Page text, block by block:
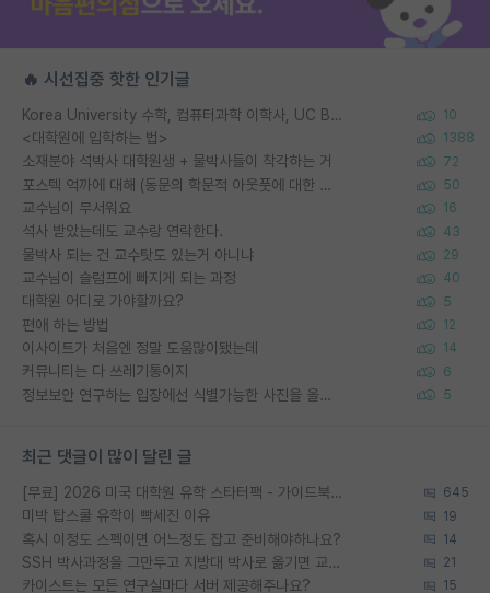
🔥 시선집중 핫한 인기글
Korea University 수학, 컴퓨터과학 이학사, UC Berkeley 산업공학 대학원 공학박사가 되는 것은 쉽지 않겠죠? 10
<대학원에 입학하는 법> 1388
소재분야 석박사 대학원생 + 물박사들이 착각하는 거 72
포스텍 억까에 대해 (동문의 학문적 아웃풋에 대한 반박) 50
교수님이 무서워요 16
석사 받았는데도 교수랑 연락한다. 43
물박사 되는 건 교수탓도 있는거 아니냐 29
교수님이 슬럼프에 빠지게 되는 과정 40
대학원 어디로 가야할까요? 5
편애 하는 방법 12
이사이트가 처음엔 정말 도움많이됐는데 14
커뮤니티는 다 쓰레기통이지 6
정보보안 연구하는 입장에선 식별가능한 사진을 올리는건 비추이긴함 5
최근 댓글이 많이 달린 글
[무료] 2026 미국 대학원 유학 스타터팩 - 가이드북 & 합격자 컨택메일 템플릿 645
미박 탑스쿨 유학이 빡세진 이유 19
혹시 이정도 스펙이면 어느정도 잡고 준비해야하나요? 14
SSH 박사과정을 그만두고 지방대 박사로 옮기면 교수의 꿈은 끝일까요? 21
카이스트는 모든 연구실마다 서버 제공해주나요? 15